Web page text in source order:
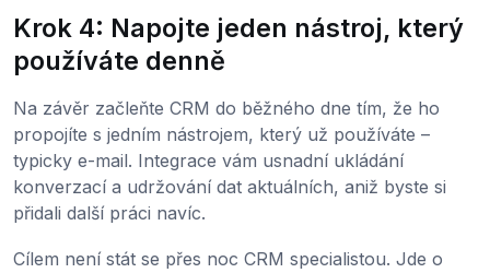
Krok 4: Napojte jeden nástroj, který
používáte denně
Na závěr začleňte CRM do běžného dne tím, že ho
propojíte s jedním nástrojem, který už používáte –
typicky e-mail. Integrace vám usnadní ukládání
konverzací a udržování dat aktuálních, aniž byste si
přidali další práci navíc.
Cílem není stát se přes noc CRM specialistou. Jde o